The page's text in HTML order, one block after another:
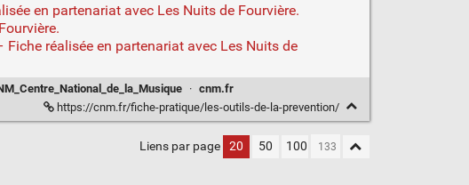
en partenariat avec Les Nuits de Fourvière.
réalisée en partenariat avec Les Nuits de
· cnm.fr
https://cnm.fr/fiche-pratique/les-outils-de-la-prevention/
Liens par page 20 50 100